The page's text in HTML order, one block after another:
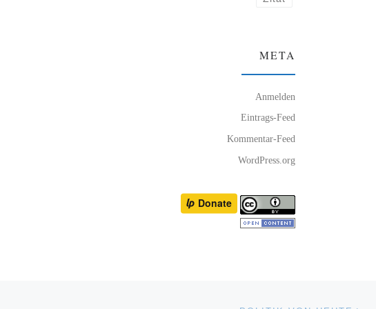
META
Anmelden
Eintrags-Feed
Kommentar-Feed
WordPress.org